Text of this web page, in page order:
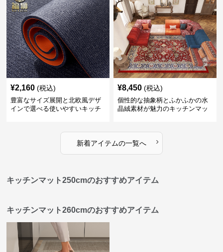
¥2,160 (税込)
豊富なサイズ展開と北欧風デザ
インで選べる使いやすいキッチ
¥8,450 (税込)
個性的な抽象柄とふかふかの水
晶絨素材が魅力のキッチンマッ
新着アイテムの一覧へ ›
キッチンマット250cmのおすすめアイテム
キッチンマット260cmのおすすめアイテム